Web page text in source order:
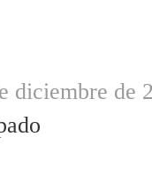
diciembre de